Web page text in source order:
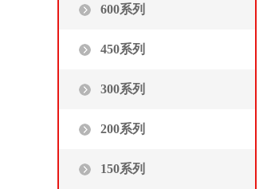
600系列
450系列
300系列
200系列
150系列